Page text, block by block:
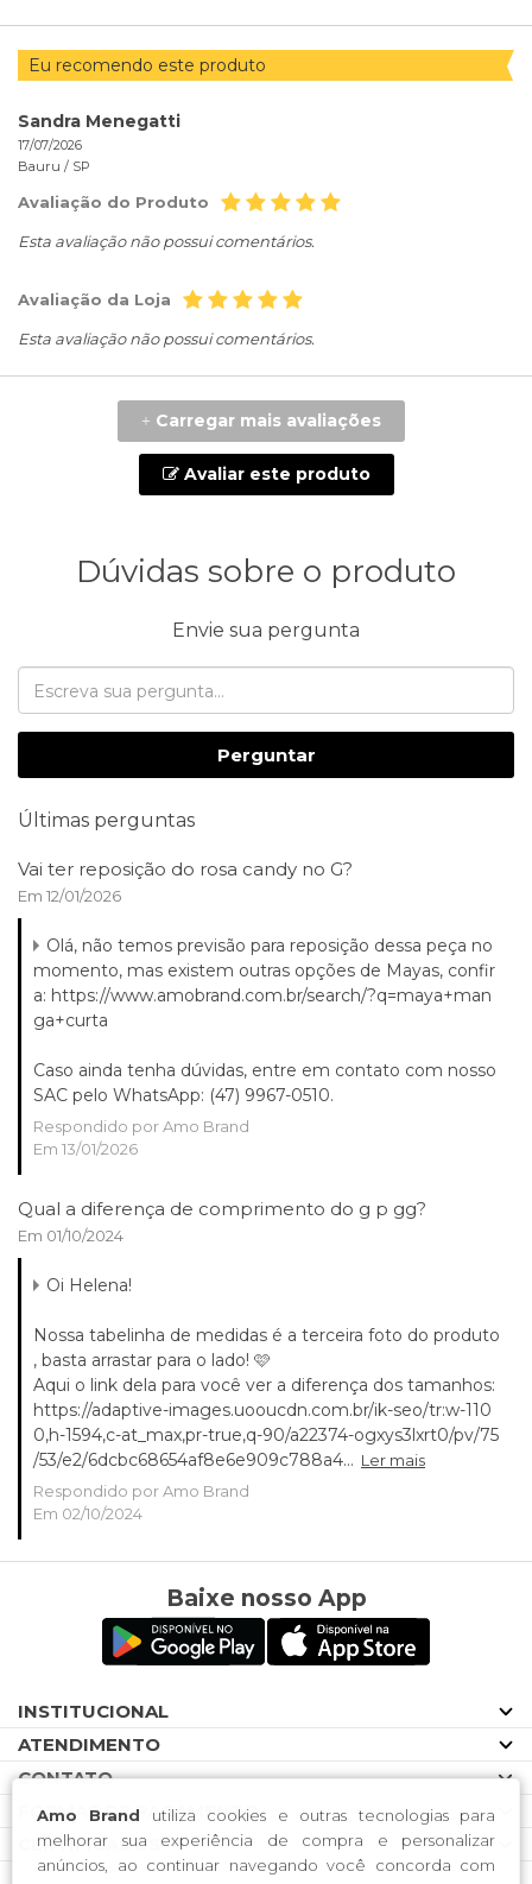
Amo Brand utiliza cookies e outras tecnologias para
melhorar sua experiência de compra e personalizar
anúncios, ao continuar navegando você concorda com
Eu recomendo este produto
Sandra Menegatti
17/07/2026
Bauru / SP
Avaliação do Produto
Esta avaliação não possui comentários.
Avaliação da Loja
Esta avaliação não possui comentários.
+ Carregar mais avaliações
Avaliar este produto
Dúvidas sobre o produto
Envie sua pergunta
Perguntar
Últimas perguntas
Vai ter reposição do rosa candy no G?
Em 12/01/2026
Olá, não temos previsão para reposição dessa peça no
momento, mas existem outras opções de Mayas, confir
a: https://www.amobrand.com.br/search/?q=maya+man
ga+curta
Caso ainda tenha dúvidas, entre em contato com nosso
SAC pelo WhatsApp: (47) 9967-0510.
Respondido por Amo Brand
Em 13/01/2026
Qual a diferença de comprimento do g p gg?
Em 01/10/2024
Oi Helena!
Nossa tabelinha de medidas é a terceira foto do produto
, basta arrastar para o lado! 🩷
Aqui o link dela para você ver a diferença dos tamanhos:
https://adaptive-images.uooucdn.com.br/ik-seo/tr:w-110
0,h-1594,c-at_max,pr-true,q-90/a22374-ogxys3lxrt0/pv/75
/53/e2/6dcbc68654af8e6e909c788a4... Ler mais
Respondido por Amo Brand
Em 02/10/2024
Baixe nosso App
INSTITUCIONAL
ATENDIMENTO
CONTATO
FORMAS DE PAGAMENTO
CERTIFICADOS